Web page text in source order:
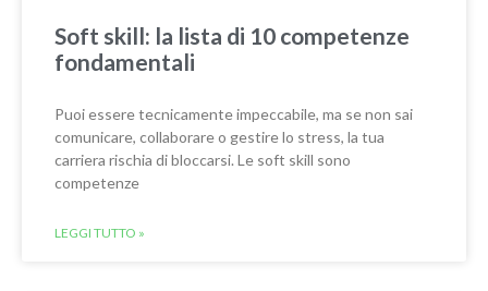
Soft skill: la lista di 10 competenze
fondamentali
Puoi essere tecnicamente impeccabile, ma se non sai
comunicare, collaborare o gestire lo stress, la tua
carriera rischia di bloccarsi. Le soft skill sono
competenze
LEGGI TUTTO »